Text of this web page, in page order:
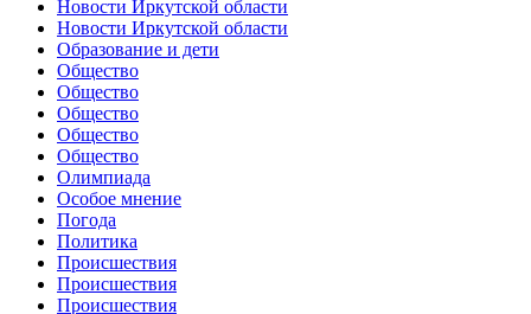
Новости Иркутской области
Новости Иркутской области
Образование и дети
Общество
Общество
Общество
Общество
Общество
Олимпиада
Особое мнение
Погода
Политика
Происшествия
Происшествия
Происшествия